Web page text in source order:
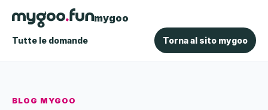
mygoo
Tutte le domande Torna al sito mygoo
BLOG MYGOO